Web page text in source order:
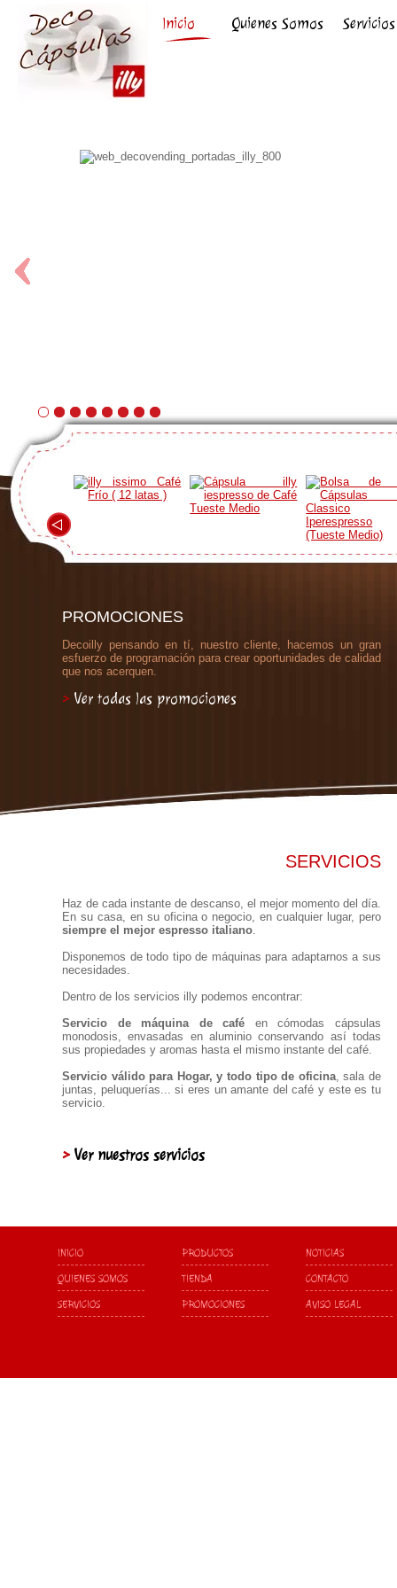
Inicio Quienes Somos Servicios
PROMOCIONES
Decoilly pensando en tí, nuestro cliente, hacemos un gran
esfuerzo de programación para crear oportunidades de calidad
que nos acerquen.
> Ver todas las promociones
SERVICIOS
Haz de cada instante de descanso, el mejor momento del día.
En su casa, en su oficina o negocio, en cualquier lugar, pero
siempre el mejor espresso italiano.
Disponemos de todo tipo de máquinas para adaptarnos a sus
necesidades.
Dentro de los servicios illy podemos encontrar:
Servicio de máquina de café en cómodas cápsulas
monodosis, envasadas en aluminio conservando así todas
sus propiedades y aromas hasta el mismo instante del café.
Servicio válido para Hogar, y todo tipo de oficina, sala de
juntas, peluquerías... si eres un amante del café y este es tu
servicio.
> Ver nuestros servicios
INICIO
QUIENES SOMOS
SERVICIOS
PRODUCTOS
TIENDA
PROMOCIONES
NOTICIAS
CONTACTO
AVISO LEGAL